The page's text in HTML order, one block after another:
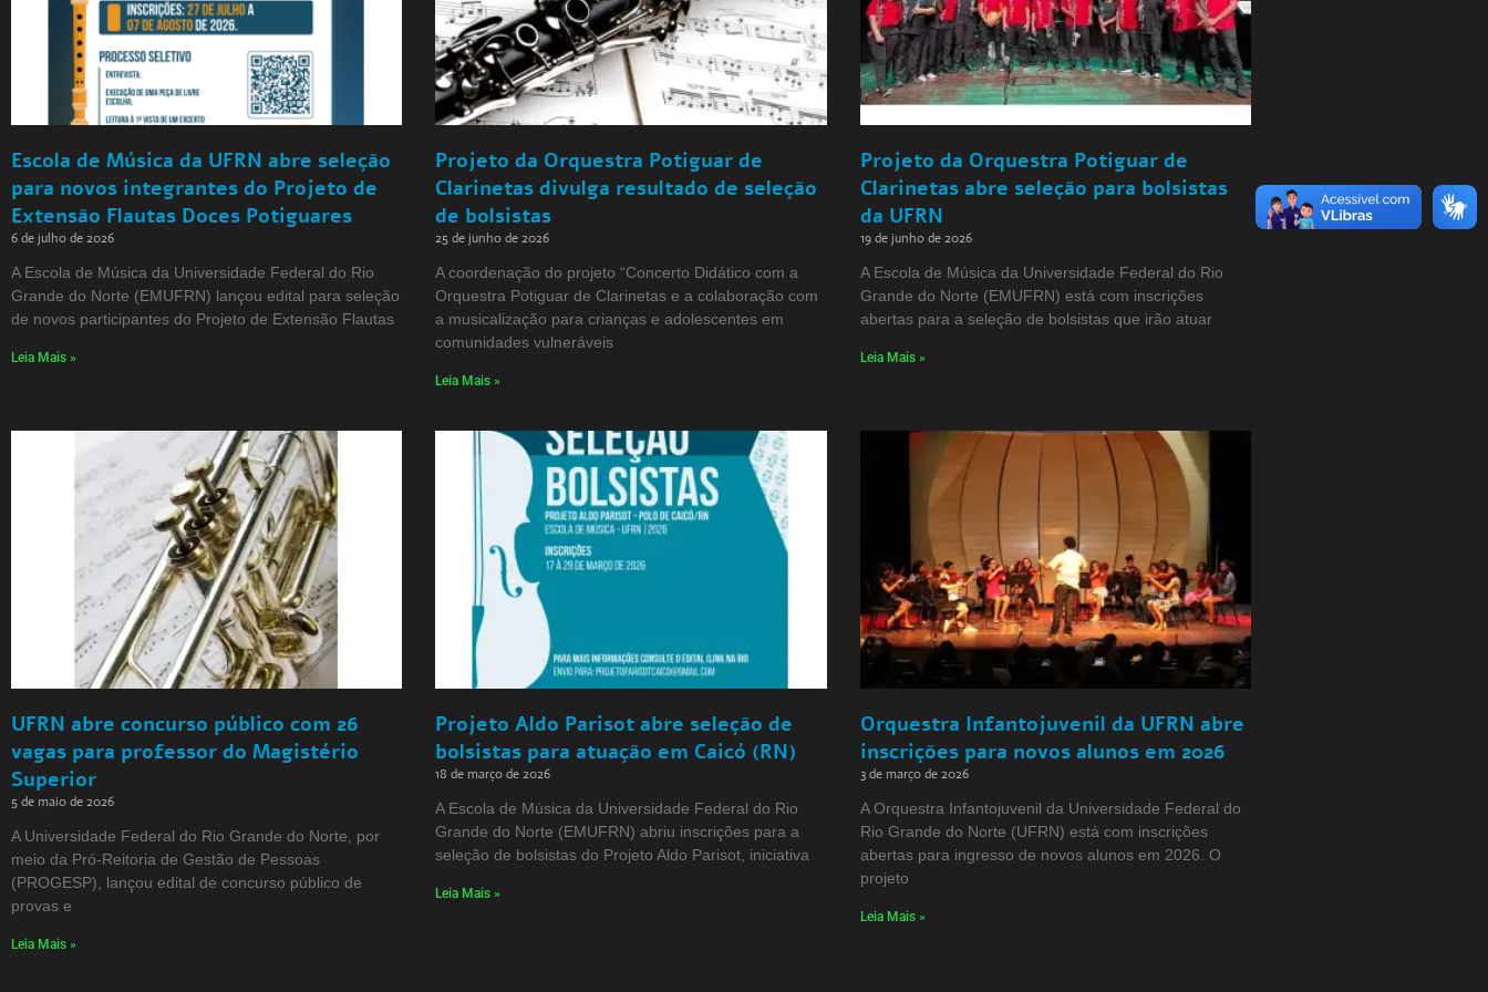
Escola de Música da UFRN abre seleção
para novos integrantes do Projeto de
Extensão Flautas Doces Potiguares
6 de julho de 2026
A Escola de Música da Universidade Federal do Rio
Grande do Norte (EMUFRN) lançou edital para seleção
de novos participantes do Projeto de Extensão Flautas
Leia Mais »
Projeto da Orquestra Potiguar de
Clarinetas divulga resultado de seleção
de bolsistas
25 de junho de 2026
A coordenação do projeto “Concerto Didático com a
Orquestra Potiguar de Clarinetas e a colaboração com
a musicalização para crianças e adolescentes em
comunidades vulneráveis
Leia Mais »
Projeto da Orquestra Potiguar de
Clarinetas abre seleção para bolsistas
da UFRN
19 de junho de 2026
A Escola de Música da Universidade Federal do Rio
Grande do Norte (EMUFRN) está com inscrições
abertas para a seleção de bolsistas que irão atuar
Leia Mais »
UFRN abre concurso público com 26
vagas para professor do Magistério
Superior
5 de maio de 2026
A Universidade Federal do Rio Grande do Norte, por
meio da Pró-Reitoria de Gestão de Pessoas
(PROGESP), lançou edital de concurso público de
provas e
Leia Mais »
Projeto Aldo Parisot abre seleção de
bolsistas para atuação em Caicó (RN)
18 de março de 2026
A Escola de Música da Universidade Federal do Rio
Grande do Norte (EMUFRN) abriu inscrições para a
seleção de bolsistas do Projeto Aldo Parisot, iniciativa
Leia Mais »
Orquestra Infantojuvenil da UFRN abre
inscrições para novos alunos em 2026
3 de março de 2026
A Orquestra Infantojuvenil da Universidade Federal do
Rio Grande do Norte (UFRN) está com inscrições
abertas para ingresso de novos alunos em 2026. O
projeto
Leia Mais »